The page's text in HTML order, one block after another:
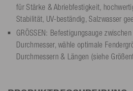
für Stärke & Abriebfestigkeit,
Stabilität, UV-beständig, Salzwasser
GRÖSSEN: Befestigungsauge
Durchmesser, wähle optimale
Durchmessern & Längen (siehe